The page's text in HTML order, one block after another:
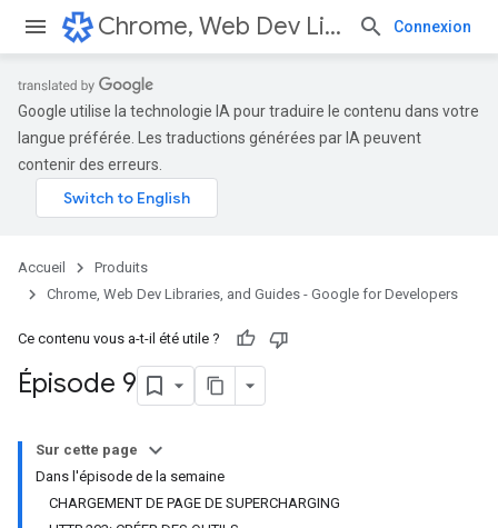
Chrome, Web Dev Libraries, and Guides - Google for Developers Connexion
Google utilise la technologie IA pour traduire le contenu dans votre
langue préférée. Les traductions générées par IA peuvent
contenir des erreurs.
Accueil
Produits
Chrome, Web Dev Libraries, and Guides - Google for Developers
Ce contenu vous a-t-il été utile ?
Épisode 9
Sur cette page
Dans l'épisode de la semaine
CHARGEMENT DE PAGE DE SUPERCHARGING